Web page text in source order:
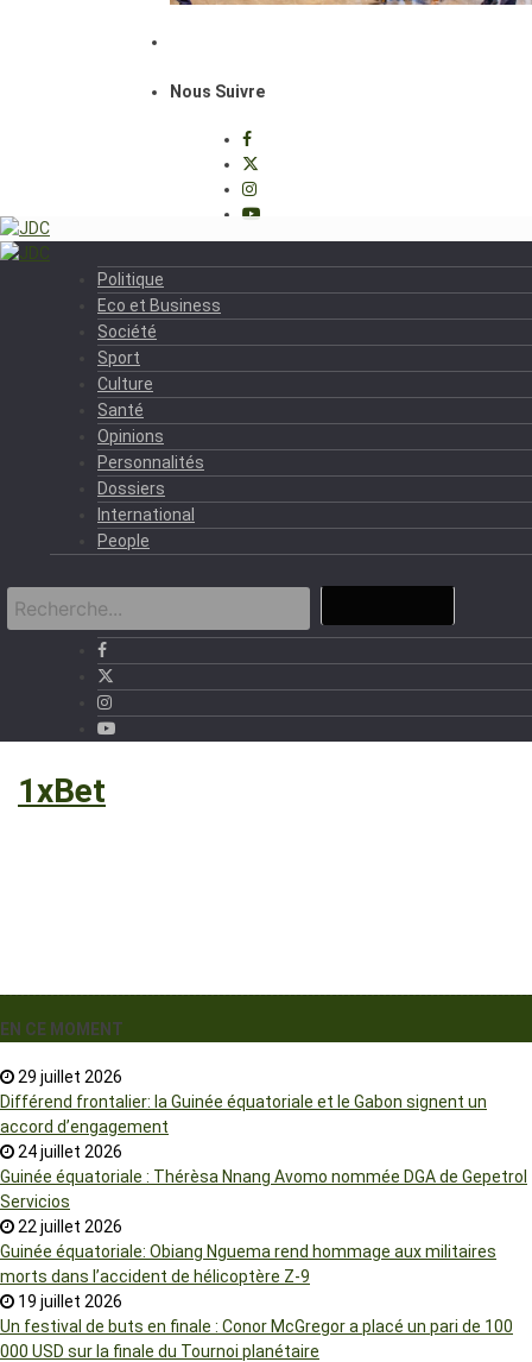
Nous Suivre
Politique
Eco et Business
Société
Sport
Culture
Santé
Opinions
Personnalités
Dossiers
International
People
1xBet
EN CE MOMENT
29 juillet 2026
Différend frontalier: la Guinée équatoriale et le Gabon signent un
accord d’engagement
24 juillet 2026
Guinée équatoriale : Thérèsa Nnang Avomo nommée DGA de Gepetrol
Servicios
22 juillet 2026
Guinée équatoriale: Obiang Nguema rend hommage aux militaires
morts dans l’accident de hélicoptère Z-9
19 juillet 2026
Un festival de buts en finale : Conor McGregor a placé un pari de 100
000 USD sur la finale du Tournoi planétaire